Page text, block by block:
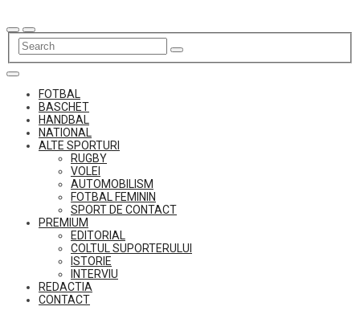
to
content
FOTBAL
BASCHET
HANDBAL
NATIONAL
ALTE SPORTURI
RUGBY
VOLEI
AUTOMOBILISM
FOTBAL FEMININ
SPORT DE CONTACT
PREMIUM
EDITORIAL
COLTUL SUPORTERULUI
ISTORIE
INTERVIU
REDACTIA
CONTACT